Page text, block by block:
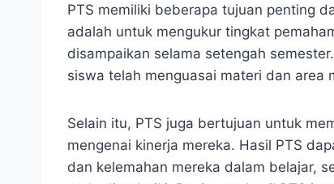
PTS memiliki beberapa tujuan penting
adalah untuk mengukur tingkat
disampaikan selama setengah
siswa telah menguasai materi dan area
Selain itu, PTS juga bertujuan untuk
mengenai kinerja mereka. Hasil PTS
dan kelemahan mereka dalam belajar,